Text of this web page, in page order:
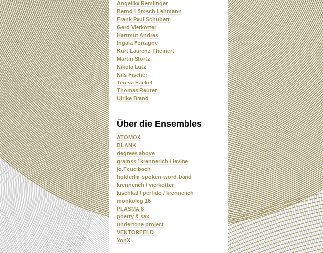
Angelika Remlinger
Bernd Lömsch Lehmann
Frank Paul Schubert
Gerd Vierkötter
Hartmut Andres
Ingala Fortagne
Kurt Laurenz Theinert
Martin Stortz
Nikola Lutz
Nils Fischer
Teresa Hackel
Thomas Reuter
Ulrike Brand
Über die Ensembles
ATOMOX
BLANK
degrees above
gramss / krennerich / levine
jo.Feuerbach
hölderlin-spoken-word-band
krennerich / vierkötter
kischkat / perfido / krennerich
monkolog 16
PLASMA 8
poetry & sax
undertone project
VEKTORFELD
YonX